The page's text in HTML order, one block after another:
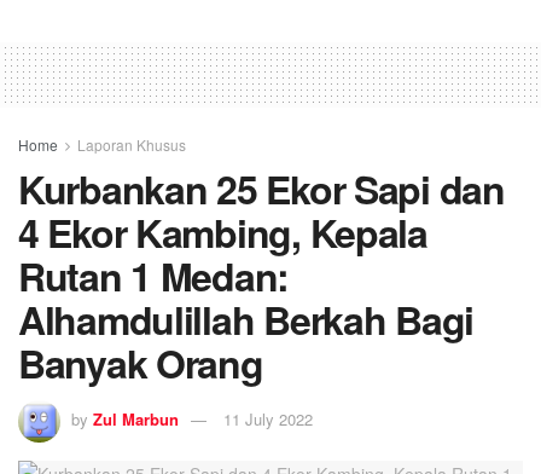
Home Laporan Khusus
Kurbankan 25 Ekor Sapi dan
4 Ekor Kambing, Kepala
Rutan 1 Medan:
Alhamdulillah Berkah Bagi
Banyak Orang
by Zul Marbun 11 July 2022